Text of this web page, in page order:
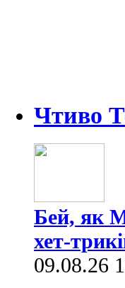
Чтиво
Бей, як
хет-
09.08.26